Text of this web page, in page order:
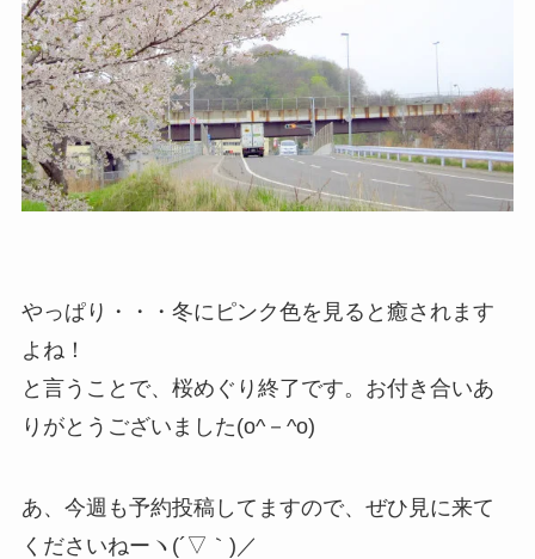
やっぱり・・・冬にピンク色を見ると癒されます
よね！
と言うことで、桜めぐり終了です。お付き合いあ
りがとうございました(o^－^o)
あ、今週も予約投稿してますので、ぜひ見に来て
くださいねーヽ(´▽｀)／